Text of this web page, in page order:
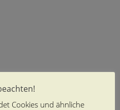
Cookies und ähnliche